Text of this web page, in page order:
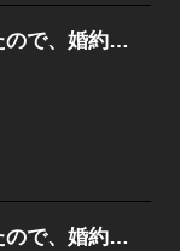
貴族から庶民になったので、婚約を解消されました！
貴族から庶民になったので、婚約を解消されました！